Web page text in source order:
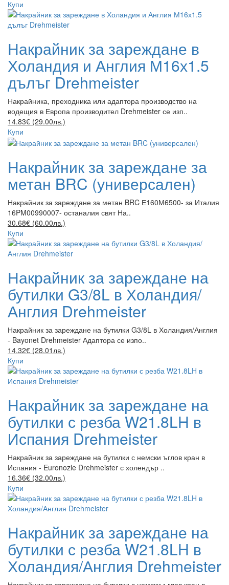
Купи
Накрайник за зареждане в
Холандия и Англия М16х1.5
дълъг Drehmeister
Накрайника, преходника или адаптора производство на
водещия в Европа производител Drehmeister се изп..
14.83€ (29.00лв.)
Купи
Накрайник за зареждане за
метан BRC (универсален)
Накрайник за зареждане за метан BRC Е160М6500- за Италия
16PM00990007- останалия свят На..
30.68€ (60.00лв.)
Купи
Накрайник за зареждане на
бутилки G3/8L в Холандия/
Англия Drehmeister
Накрайник за зареждане на бутилки G3/8L в Холандия/Англия
- Bayonet Drehmeister Адаптора се изпо..
14.32€ (28.01лв.)
Купи
Накрайник за зареждане на
бутилки с резба W21.8LH в
Испания Drehmeister
Накрайник за зареждане на бутилки с немски ъглов кран в
Испания - Euronozle Drehmeister с холендър ..
16.36€ (32.00лв.)
Купи
Накрайник за зареждане на
бутилки с резба W21.8LH в
Холандия/Англия Drehmeister